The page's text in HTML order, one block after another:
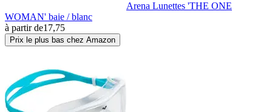
Arena Lunettes 'THE ONE
WOMAN' baie / blanc
à partir de17,75
Prix le plus bas chez Amazon